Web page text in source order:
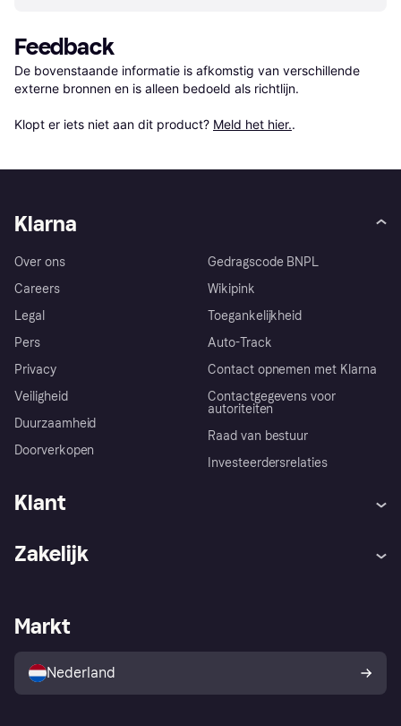
Feedback
De bovenstaande informatie is afkomstig van verschillende
externe bronnen en is alleen bedoeld als richtlijn.
Klopt er iets niet aan dit product? Meld het hier..
Klarna
Over ons
Careers
Legal
Pers
Privacy
Veiligheid
Duurzaamheid
Doorverkopen
Gedragscode BNPL
Wikipink
Toegankelijkheid
Auto-Track
Contact opnemen met Klarna
Contactgegevens voor
autoriteiten
Raad van bestuur
Investeerdersrelaties
Klant
Winkeloverzicht
Kopersbescherming voor
consumenten
Zakelijk
Zakelijke login
Markt
Nederland